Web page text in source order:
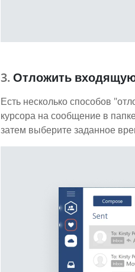
Отложить
Есть несколько способов
курсора на сообщение в
затем выберите заданное